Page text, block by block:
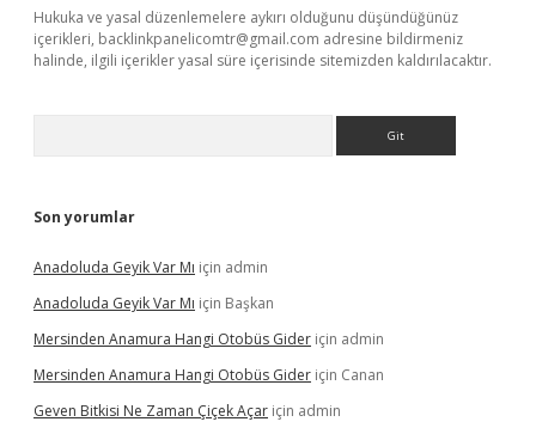
Hukuka ve yasal düzenlemelere aykırı olduğunu düşündüğünüz
içerikleri, backlinkpanelicomtr@gmail.com adresine bildirmeniz
halinde, ilgili içerikler yasal süre içerisinde sitemizden kaldırılacaktır.
Son yorumlar
Anadoluda Geyik Var Mı için admin
Anadoluda Geyik Var Mı için Başkan
Mersinden Anamura Hangi Otobüs Gider için admin
Mersinden Anamura Hangi Otobüs Gider için Canan
Geven Bitkisi Ne Zaman Çiçek Açar için admin